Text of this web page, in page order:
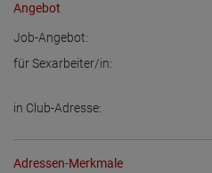
Angebot
Job-Angebot:
für Sexarbeiter/in:
in Club-Adresse:
Adressen-Merkmale